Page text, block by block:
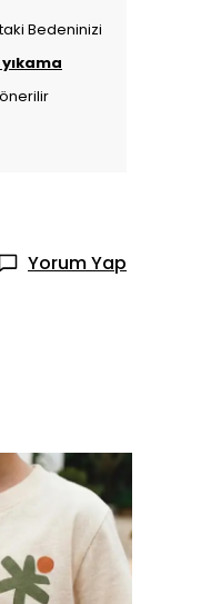
Bedeninizi
Yorum Yap